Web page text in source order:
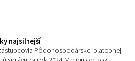
najsilnejší
Pôdohospodárskej platobnej